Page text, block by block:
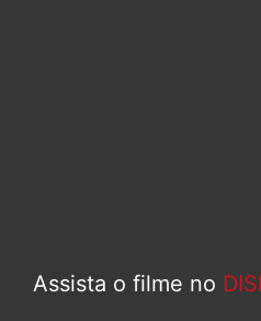
Assista o filme no